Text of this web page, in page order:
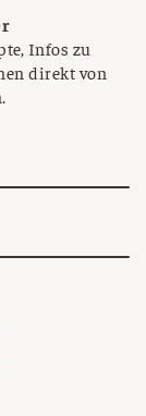
Infos zu
direkt von